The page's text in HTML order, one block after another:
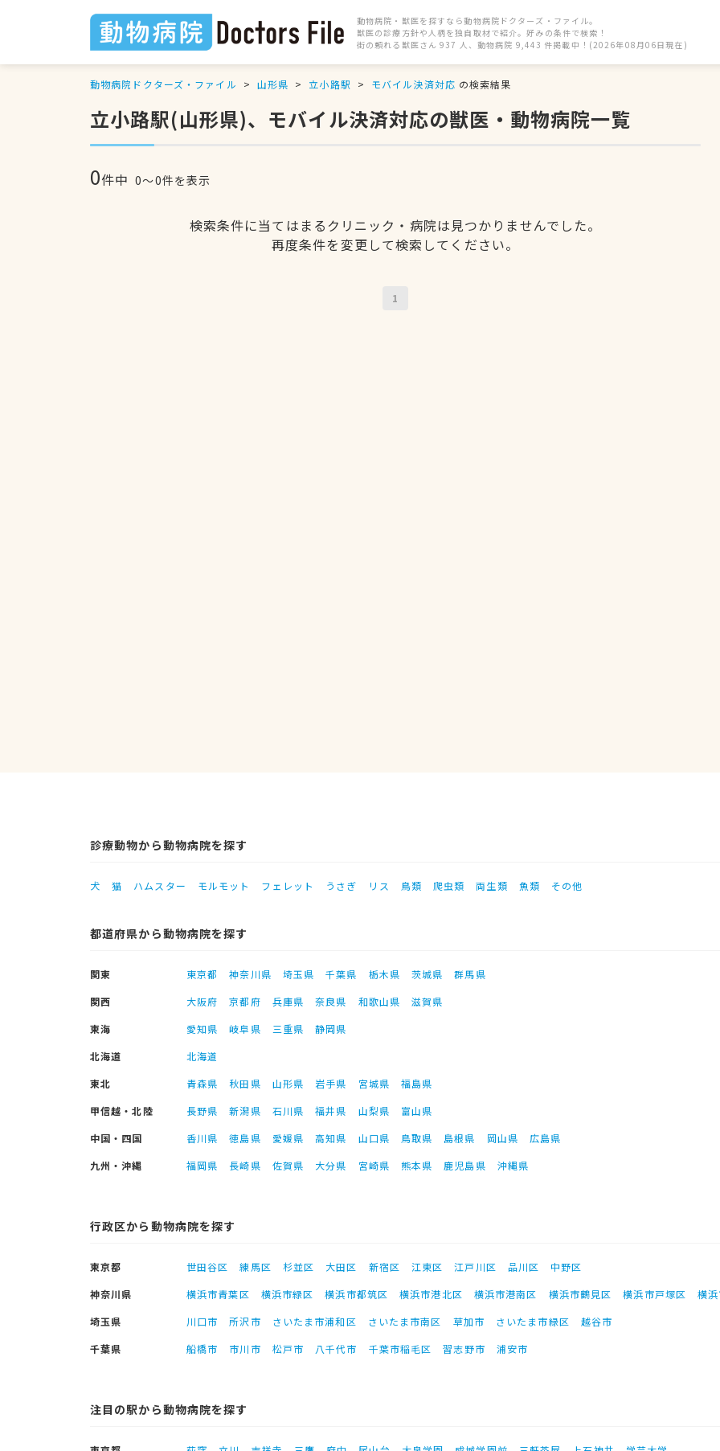
動物病院・獣医を探すなら動物病院ドクターズ・ファイル。
獣医の診療方針や人柄を独自取材で紹介。好みの条件で検索！
街の頼れる獣医さん 937 人、動物病院 9,443 件掲載中！(2026年08月06日現在)
動物病院ドクターズ・ファイル 山形県 立小路駅 モバイル決済対応 の検索結果
立小路駅(山形県)、モバイル決済対応の獣医・動物病院一覧
0件中 0〜0件を表示
検索条件に当てはまるクリニック・病院は見つかりませんでした。
再度条件を変更して検索してください。
1
診療動物から動物病院を探す
犬 猫 ハムスター モルモット フェレット うさぎ リス 鳥類 爬虫類 両生類 魚類 その他
都道府県から動物病院を探す
関東 東京都 神奈川県 埼玉県 千葉県 栃木県 茨城県
群馬県
関西
大阪府 京都府 兵庫県 奈良県 和歌山県
滋賀県
東海
愛知県 岐阜県 三重県
静岡県
北海道
北海道
東北
青森県 秋田県 山形県 岩手県 宮城県
福島県
甲信越・北陸
長野県 新潟県 石川県 福井県 山梨県
富山県
中国・四国
香川県 徳島県 愛媛県 高知県 山口県 鳥取県 島根県 岡山県
広島県
九州・沖縄
福岡県 長崎県 佐賀県 大分県 宮崎県 熊本県 鹿児島県 沖縄県
行政区から動物病院を探す
東京都 世田谷区 練馬区 杉並区 大田区 新宿区 江東区 江戸川区 品川区
中野区
神奈川県
横浜市青葉区 横浜市緑区 横浜市都筑区 横浜市港北区 横浜市港南区 横浜市鶴見区 横浜市戸塚区
横
埼玉県
川口市 所沢市 さいたま市浦和区 さいたま市南区 草加市 さいたま市緑区
越谷市
千葉県
船橋市 市川市 松戸市 八千代市 千葉市稲毛区 習志野市 浦安市
注目の駅から動物病院を探す